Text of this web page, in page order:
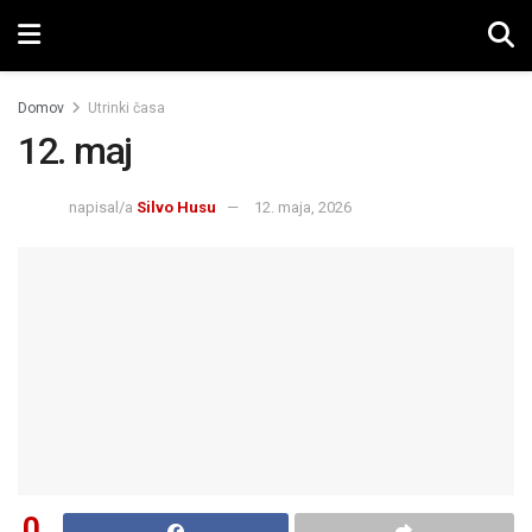
Domov Utrinki časa
12. maj
napisal/a Silvo Husu 12. maja, 2026